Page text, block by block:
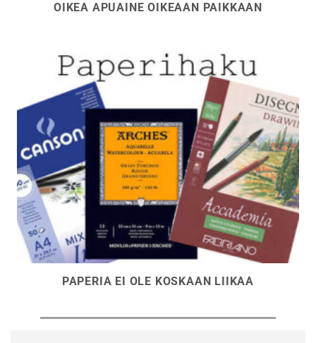
OIKEA APUAINE OIKEAAN PAIKKAAN
PAPERIA EI OLE KOSKAAN LIIKAA